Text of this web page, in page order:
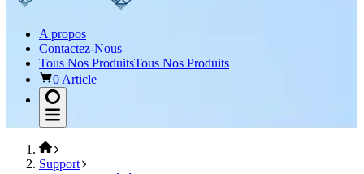
A propos
Contactez-Nous
Tous Nos ProduitsTous Nos Produits
0 Article
Support